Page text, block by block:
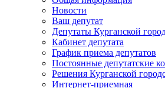
Новости
Ваш депутат
Депутаты Курганской
Кабинет депутата
График приема депутатов
Постоянные депутатские
Решения Курганской
Интернет-приемная